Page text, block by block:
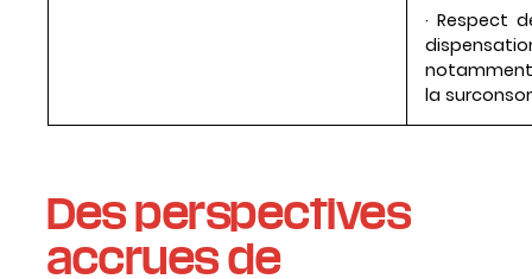
· Respect
la
Des perspectives
accrues de